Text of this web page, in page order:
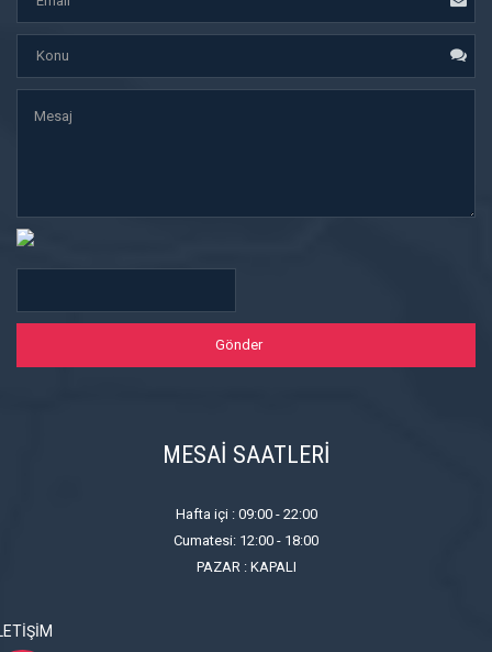
MESAİ SAATLERİ
Hafta içi : 09:00 - 22:00
Cumatesi: 12:00 - 18:00
PAZAR : KAPALI